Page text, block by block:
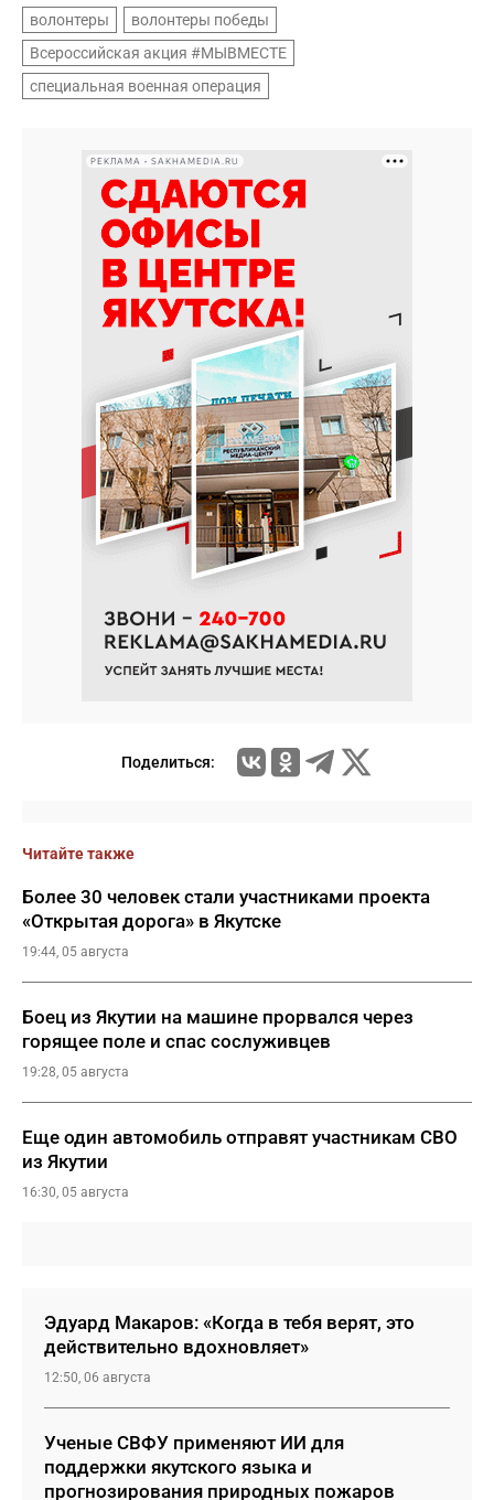
волонтеры
волонтеры победы
Всероссийская акция #МЫВМЕСТЕ
специальная военная операция
РЕКЛАМА • SAKHAMEDIA.RU
Поделиться:
Читайте также
Более 30 человек стали участниками проекта
«Открытая дорога» в Якутске
19:44, 05 августа
Боец из Якутии на машине прорвался через
горящее поле и спас сослуживцев
19:28, 05 августа
Еще один автомобиль отправят участникам СВО
из Якутии
16:30, 05 августа
Эдуард Макаров: «Когда в тебя верят, это
действительно вдохновляет»
12:50, 06 августа
Ученые СВФУ применяют ИИ для
поддержки якутского языка и
прогнозирования природных пожаров